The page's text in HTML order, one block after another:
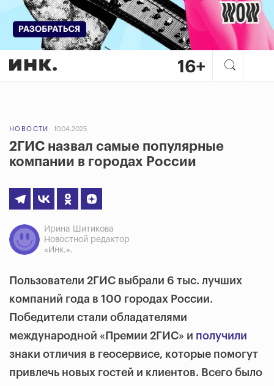
НОВОСТИ 10.04.2025
2ГИС назвал самые популярные
компании в городах России
Ирина Шитикова
Новостной редактор
«Инк.».
Пользователи 2ГИС выбрали 6 тыс. лучших
компаний года в 100 городах России.
Победители стали обладателями
международной «Премии 2ГИС» и получили
знаки отличия в геосервисе, которые помогут
привлечь новых гостей и клиентов. Всего было